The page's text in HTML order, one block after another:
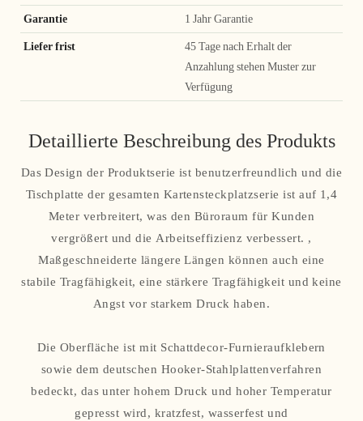
Garantie 1 Jahr Garantie
Liefer frist
45 Tage nach Erhalt der
Anzahlung stehen Muster zur
Verfügung
Detaillierte Beschreibung des Produkts
Das Design der Produktserie ist benutzerfreundlich und die
Tischplatte der gesamten Kartensteckplatzserie ist auf 1,4
Meter verbreitert, was den Büroraum für Kunden
vergrößert und die Arbeitseffizienz verbessert. ,
Maßgeschneiderte längere Längen können auch eine
stabile Tragfähigkeit, eine stärkere Tragfähigkeit und keine
Angst vor starkem Druck haben.
Die Oberfläche ist mit Schattdecor-Furnieraufklebern
sowie dem deutschen Hooker-Stahlplattenverfahren
bedeckt, das unter hohem Druck und hoher Temperatur
gepresst wird, kratzfest, wasserfest und